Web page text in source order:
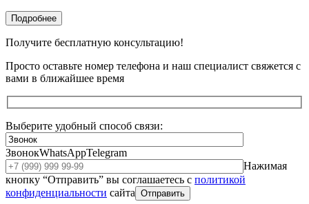
Подробнее
Получите бесплатную консультацию!
Просто оставьте номер телефона и наш специалист свяжется с
вами в ближайшее время
Выберите удобный способ связи:
ЗвонокWhatsAppTelegram
Нажимая
кнопку “Отправить” вы соглашаетесь с политикой
конфиденциальности сайта Отправить